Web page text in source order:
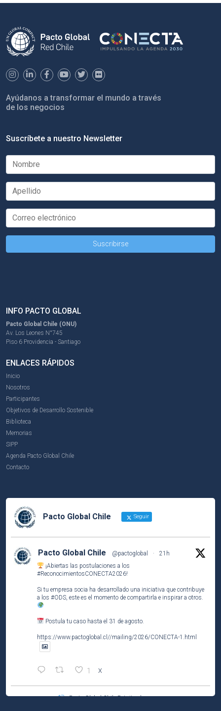
Ayúdanos a transformar el mundo a través
de los negocios
Suscríbete a nuestro Newsletter
INFO PACTO GLOBAL
Pacto Global Chile (ONU)
Av. Los Leones N°745
Piso 6 Providencia - Santiago
ENLACES RÁPIDOS
Inicio
Nosotros
Participantes
Objetivos de Desarrollo Sostenible
Biblioteca
Memorias
SIPP
Agenda Pacto Global Chile
Contacto
Pacto Global Chile Seguir
Pacto Global Chile @pactoglobal ·
21h
¡Abiertas las postulaciones a los
#ReconocimientosCONECTA2026!
Si tu empresa socia ha desarrollado una iniciativa que contribuye
a los #ODS , este es el momento de compartirla e inspirar a otros.
Postula tu caso hasta el 31 de agosto.
https://www.pactoglobal.cl//mailing/2026/CONECTA-1.html
1 X
Pacto Global Chile Retuiteado